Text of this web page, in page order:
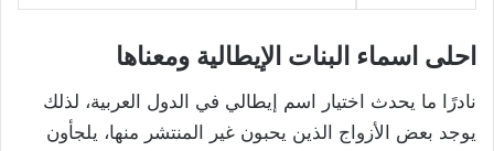
احلى اسماء البنات الإيطالية ومعناها
نادرًا ما يحدث اختيار اسم إيطالي في الدول العربية، لذلك
يوجد بعض الأزواج الذين يحبون غير المنتشر منها، يلجأون